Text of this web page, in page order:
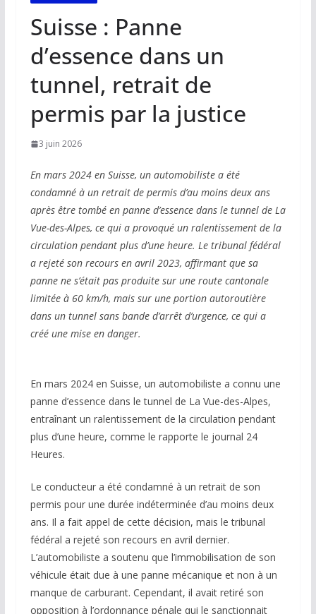
Suisse : Panne
d’essence dans un
tunnel, retrait de
permis par la justice
3 juin 2026
En mars 2024 en Suisse, un automobiliste a été
condamné à un retrait de permis d’au moins deux ans
après être tombé en panne d’essence dans le tunnel de La
Vue-des-Alpes, ce qui a provoqué un ralentissement de la
circulation pendant plus d’une heure. Le tribunal fédéral
a rejeté son recours en avril 2023, affirmant que sa
panne ne s’était pas produite sur une route cantonale
limitée à 60 km/h, mais sur une portion autoroutière
dans un tunnel sans bande d’arrêt d’urgence, ce qui a
créé une mise en danger.
En mars 2024 en Suisse, un automobiliste a connu une
panne d’essence dans le tunnel de La Vue-des-Alpes,
entraînant un ralentissement de la circulation pendant
plus d’une heure, comme le rapporte le journal 24
Heures.
Le conducteur a été condamné à un retrait de son
permis pour une durée indéterminée d’au moins deux
ans. Il a fait appel de cette décision, mais le tribunal
fédéral a rejeté son recours en avril dernier.
L’automobiliste a soutenu que l’immobilisation de son
véhicule était due à une panne mécanique et non à un
manque de carburant. Cependant, il avait retiré son
opposition à l’ordonnance pénale qui le sanctionnait